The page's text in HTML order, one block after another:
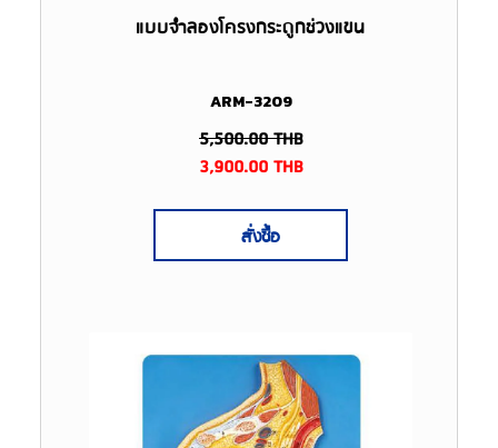
แบบจำลองโครงกระดูกช่วงแขน
ARM-3209
5,500.00THB
3,900.00THB
สั่งซื้อ